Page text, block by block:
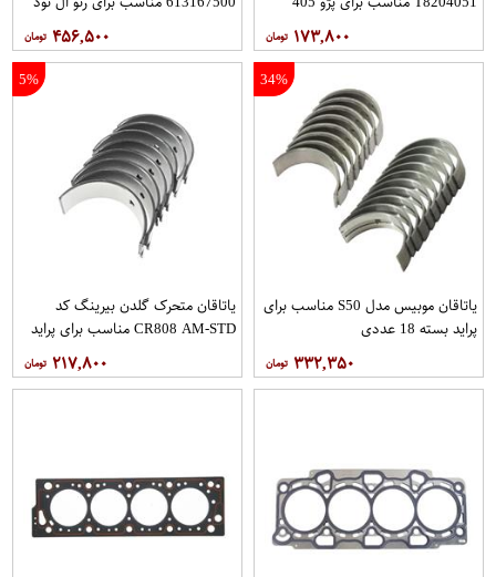
۱۷۳,۸۰۰ ۴۵۶,۵۰۰
34%
یاتاقان موبیس مدل S50 مناسب برای
پراید بسته 18 عددی
۳۳۲,۳۵۰
5%
یاتاقان متحرک گلدن بیرینگ کد
CR808 AM-STD مناسب برای پراید
۲۱۷,۸۰۰